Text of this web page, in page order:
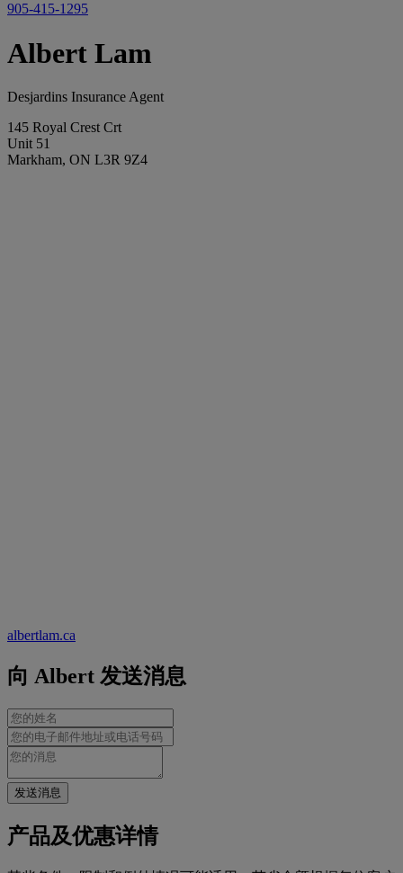
905-415-1295
Albert Lam
Desjardins Insurance Agent
145 Royal Crest Crt
Unit 51
Markham, ON L3R 9Z4
albertlam.ca
向 Albert 发送消息
发送消息
产品及优惠详情